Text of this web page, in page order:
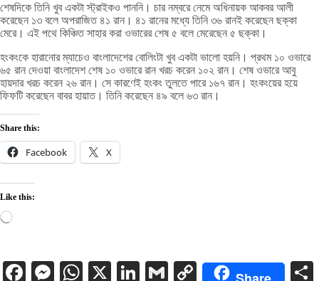
শেষদিকে তিনি খুব একটা স্ট্রাইকও পাননি। চার নম্বরে নেমে অধিনায়ক আকবর আলী
করেছেন ১৩ বলে অপরাজিত ৪১ রান। ৪১ রানের মধ্যে তিনি ৩৬ রানই করেছেন ছক্কা
মেরে। এই পথে কিঞ্চিত সাহার করা ওভারের শেষ ৫ বলে মেরেছেন ৫ ছক্কা।
হংকংকে হারানোর ম্যাচেও বাংলাদেশের বোলিংটা খুব একটা ভালো হয়নি। প্রথম ১০ ওভারে
৬৫ রান দেওয়া বাংলাদেশ শেষ ১০ ওভারে রান খরচ করেন ১০২ রান। শেষ ওভারে আবু
হায়দার খরচ করেন ২৬ রান। সে কারণেই হংকং তুলতে পারে ১৬৭ রান। হংকংয়ের হয়ে
ফিফটি করেছেন বাবর হায়াত। তিনি করেছেন ৪৯ বলে ৬৩ রান।
Share this:
Facebook X
Like this:
Loading…
Facebook
Messenger
WhatsApp
X LinkedIn
GmailCopy